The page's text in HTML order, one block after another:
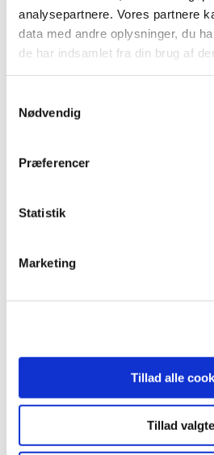
analysepartnere. Vores partnere
data med andre oplysninger, du
de har indsamlet fra din brug af
Nødvendig
Præferencer
Statistik
Marketing
Tillad alle
Tillad valgte
juli (11)
juni (21)
marts (42)
2019 (159)
2017 (167)
2015 (33)
2013 (49)
2009 (14)
2007 (3)